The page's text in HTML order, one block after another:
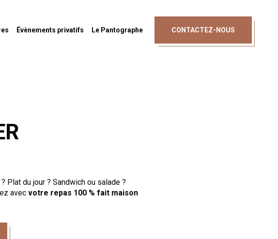
Évènements privatifs Le Pantographe CONTACTEZ-NOUS
Plat du jour ? Sandwich ou salade ?
avec votre repas 100 % fait maison